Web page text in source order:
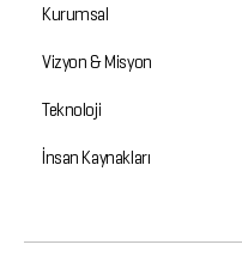
Kurumsal
Vizyon & Misyon
Teknoloji
İnsan Kaynakları